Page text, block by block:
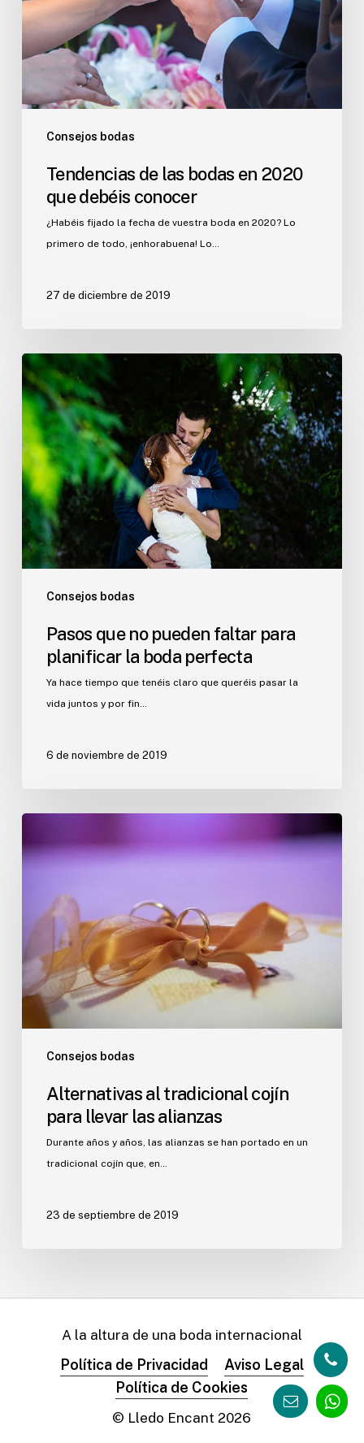
Consejos bodas
2020
que
debéis
Tendencias de las bodas en 2020
que debéis conocer
¿Habéis fijado la fecha de vuestra boda en 2020? Lo
primero de todo, ¡enhorabuena! Lo…
27 de diciembre de 2019
Consejos bodas
Pasos
que
no
pueden
faltar
para
planificar
la
boda
perfecta
Pasos que no pueden faltar para
planificar la boda perfecta
Ya hace tiempo que tenéis claro que queréis pasar la
vida juntos y por fin…
6 de noviembre de 2019
Consejos bodas
al
tradicional
para
llevar
las
alianzas
Alternativas al tradicional cojín
para llevar las alianzas
Durante años y años, las alianzas se han portado en un
tradicional cojín que, en…
23 de septiembre de 2019
A la altura de una boda internacional
Política de Privacidad
Aviso Legal
Política de Cookies
© Lledo Encant 2026